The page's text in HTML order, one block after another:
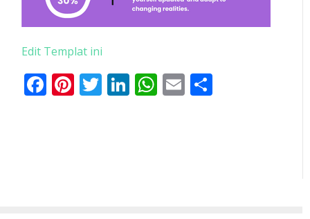
Edit Templat ini
Facebook
Pinterest
Twitter
LinkedIn
WhatsApp
Email